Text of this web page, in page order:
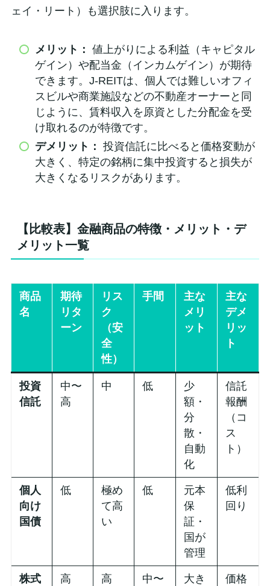
ェイ・リート）も選択肢に入ります。
メリット： 値上がりによる利益（キャピタル
ゲイン）や配当金（インカムゲイン）が期待
できます。J-REITは、個人では難しいオフィ
スビルや商業施設などの不動産オーナーと同
じように、賃料収入を原資とした分配金を受
け取れるのが特徴です。
デメリット： 投資信託に比べると価格変動が
大きく、特定の銘柄に集中投資すると損失が
大きくなるリスクがあります。
【比較表】金融商品の特徴・メリット・デ
メリット一覧
商品
名
期待
リタ
ーン
リス
ク
（安
全
性）
手間
主な
メリ
ット
主な
デメ
リッ
ト
投資
信託
中〜
高
中 低
少
額・
分
散・
自動
化
信託
報酬
（コ
ス
ト）
個人
向け
国債
低
極め
て高
い
低
元本
保
証・
国が
管理
低利
回り
株式
高 高
中〜
大き
価格